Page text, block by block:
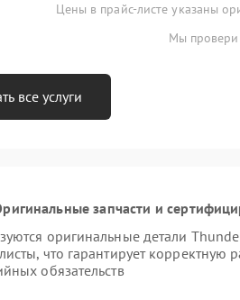
Цены в прайс-листе указаны
Мы
все услуги
запчасти и
оригинальные детали
что гарантирует корректную
обязательств